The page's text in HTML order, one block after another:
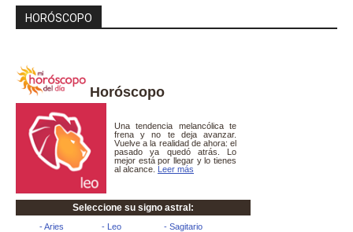
HORÓSCOPO
Horóscopo